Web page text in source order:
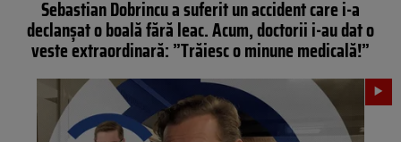
Sebastian Dobrincu a suferit un accident care i-a
declanșat o boală fără leac. Acum, doctorii i-au dat o
veste extraordinară: ”Trăiesc o minune medicală!”